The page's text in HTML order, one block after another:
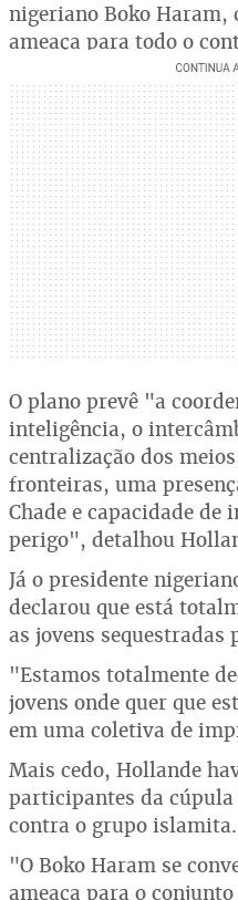
nigeriano Boko
ameaça para todo o
O plano prevê "a
inteligência, o
centralização dos
fronteiras, uma
Chade e capacidade de
perigo", detalhou
Já o presidente
declarou que está
as jovens sequestradas
"Estamos totalmente
jovens onde quer que
em uma coletiva de
Mais cedo, Hollande
participantes da
contra o grupo islamita.
"O Boko Haram se
ameaça para o